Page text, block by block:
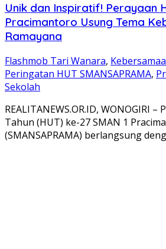
Unik dan Inspiratif! Perayaan
Pracimantoro Usung Tema
Ramayana
Flashmob Tari Wanara,
Peringatan HUT SMANSAPRAMA,
Sekolah
REALITANEWS.OR.ID, WONOGIRI
Tahun (HUT) ke-27 SMAN 1
(SMANSAPRAMA) berlangsung